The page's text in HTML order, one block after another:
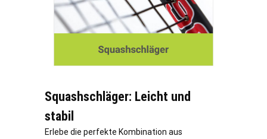
Squashschläger: Leicht und
stabil
Erlebe die perfekte Kombination aus